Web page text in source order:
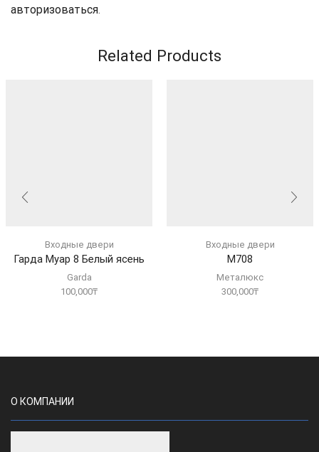
авторизоваться.
Related Products
Входные двери
Гарда Муар 8 Белый ясень
Garda
100,000₸
Входные двери
М708
Металюкс
300,000₸
О КОМПАНИИ